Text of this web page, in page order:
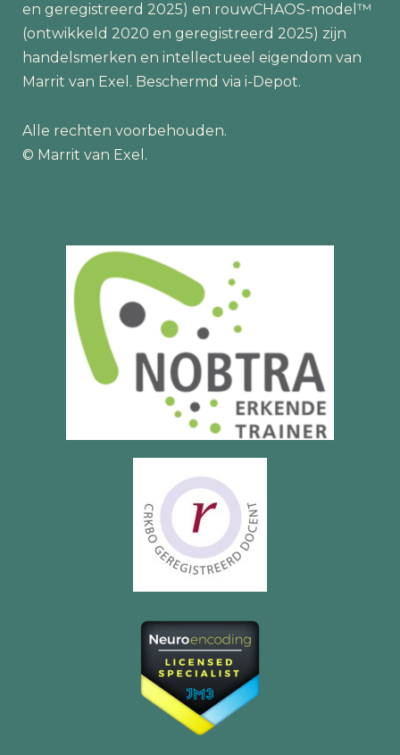
en geregistreerd 2025) en rouwCHAOS-model™
(ontwikkeld 2020 en geregistreerd 2025) zijn
handelsmerken en intellectueel eigendom van
Marrit van Exel. Beschermd via i-Depot.
Alle rechten voorbehouden.
© Marrit van Exel.